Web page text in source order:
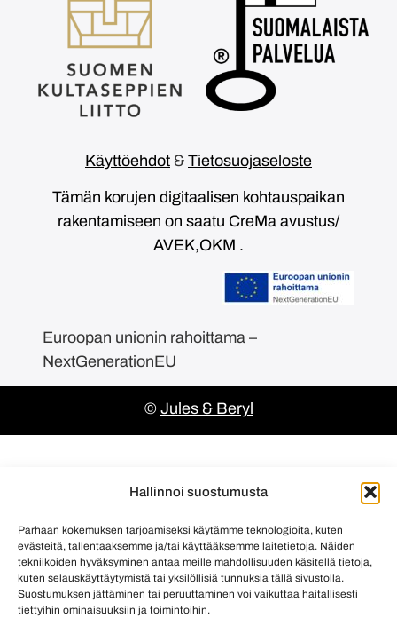
Hallinnoi suostumusta
Parhaan kokemuksen tarjoamiseksi käytämme teknologioita, kuten
evästeitä, tallentaaksemme ja/tai käyttääksemme laitetietoja. Näiden
tekniikoiden hyväksyminen antaa meille mahdollisuuden käsitellä tietoja,
kuten selauskäyttäytymistä tai yksilöllisiä tunnuksia tällä sivustolla.
Suostumuksen jättäminen tai peruuttaminen voi vaikuttaa haitallisesti
tiettyihin ominaisuuksiin ja toimintoihin.
Käyttöehdot & Tietosuojaseloste
Tämän korujen digitaalisen kohtauspaikan
rakentamiseen on saatu CreMa avustus/
AVEK,OKM .
Euroopan unionin rahoittama –
NextGenerationEU
© Jules & Beryl